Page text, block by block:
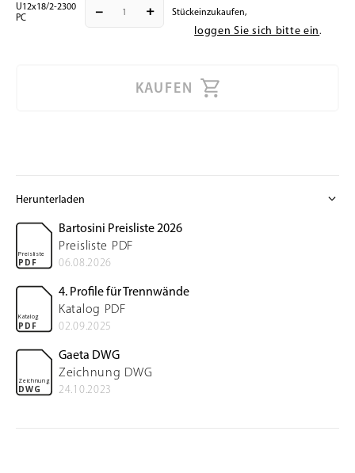
U12x18/2-2300
PC
remove add Stückeinzukaufen,
loggen Sie sich bitte ein.
KAUFEN
Herunterladen expand_more
Preisliste
PDF
Bartosini Preisliste 2026
Preisliste PDF
06.08.2026
Katalog
PDF
4. Profile für Trennwände
Katalog PDF
02.09.2025
Zeichnung
DWG
Gaeta DWG
Zeichnung DWG
24.10.2023